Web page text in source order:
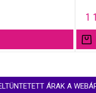
1
ÁRAK A